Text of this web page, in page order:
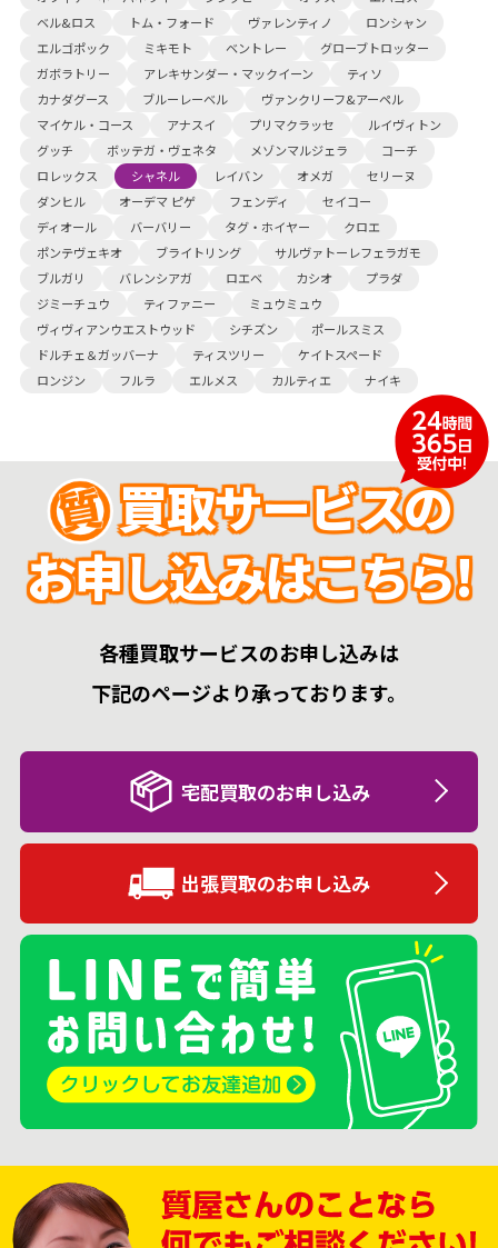
ベル&ロス
トム・フォード ヴァレンティノ
ロンシャン
エルゴポック
ミキモト ベントレー
グローブトロッター
ガボラトリー
アレキサンダー・マックイーン
ティソ
カナダグース
ブルーレーベル
ヴァンクリーフ&アーペル
マイケル・コース
アナスイ プリマクラッセ
ルイヴィトン
グッチ
ボッテガ・ヴェネタ メゾンマルジェラ
コーチ
ロレックス
シャネル レイバン オメガ
セリーヌ
ダンヒル
オーデマ ピゲ フェンディ
セイコー
ディオール
バーバリー タグ・ホイヤー
クロエ
ポンテヴェキオ
ブライトリング
サルヴァトーレフェラガモ
ブルガリ
バレンシアガ ロエベ カシオ
プラダ
ジミーチュウ
ティファニー
ミュウミュウ
ヴィヴィアンウエストウッド
シチズン
ポールスミス
ドルチェ＆ガッバーナ
ティスツリー
ケイトスペード
ロンジン
フルラ エルメス カルティエ ナイキ
買取サービスの
お申し込みはこちら!
各種買取サービスのお申し込みは
下記のページより承っております。
宅配買取のお申し込み
出張買取のお申し込み